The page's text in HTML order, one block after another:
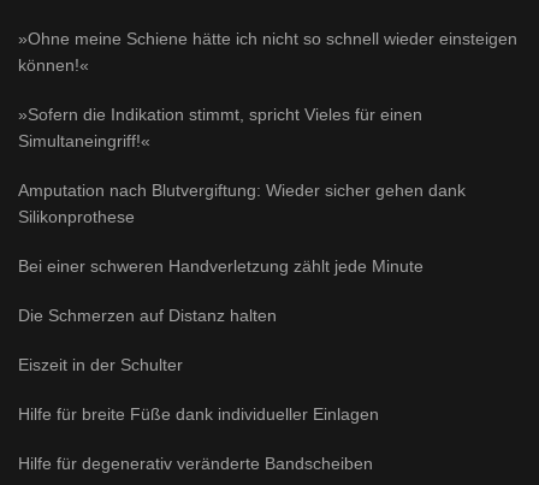
»Ohne meine Schiene hätte ich nicht so schnell wieder einsteigen
können!«
»Sofern die Indikation stimmt, spricht Vieles für einen
Simultaneingriff!«
Amputation nach Blutvergiftung: Wieder sicher gehen dank
Silikonprothese
Bei einer schweren Handverletzung zählt jede Minute
Die Schmerzen auf Distanz halten
Eiszeit in der Schulter
Hilfe für breite Füße dank individueller Einlagen
Hilfe für degenerativ veränderte Bandscheiben